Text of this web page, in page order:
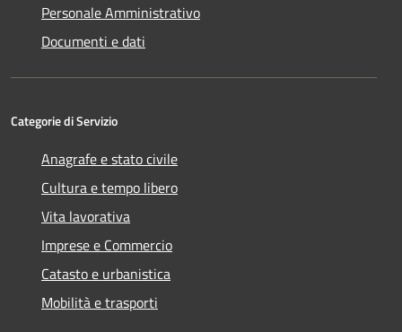
Personale Amministrativo
Documenti e dati
Categorie di Servizio
Anagrafe e stato civile
Cultura e tempo libero
Vita lavorativa
Imprese e Commercio
Catasto e urbanistica
Mobilità e trasporti